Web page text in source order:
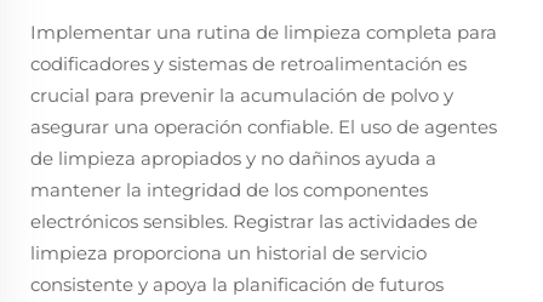
Implementar una rutina de limpieza completa para
codificadores y sistemas de retroalimentación es
crucial para prevenir la acumulación de polvo y
asegurar una operación confiable. El uso de agentes
de limpieza apropiados y no dañinos ayuda a
mantener la integridad de los componentes
electrónicos sensibles. Registrar las actividades de
limpieza proporciona un historial de servicio
consistente y apoya la planificación de futuros